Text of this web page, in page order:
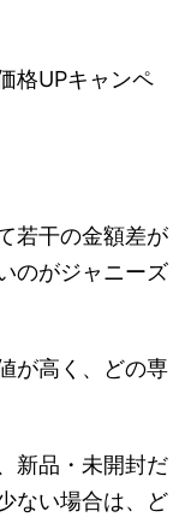
格UPキャンペ
若干の金額差が
のがジャニーズ
が高く、どの専
新品・未開封だ
ない場合は、ど